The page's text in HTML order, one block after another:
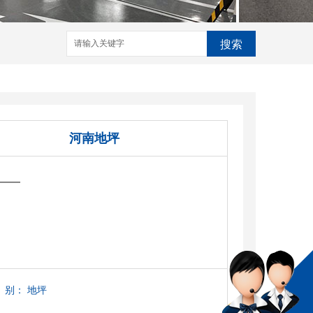
搜索
河南地坪
——
： 地坪